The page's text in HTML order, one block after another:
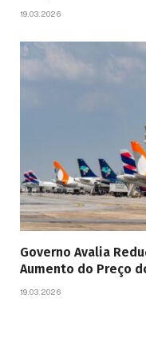
19.03.2026
Governo Avalia
Aumento do Preço
19.03.2026